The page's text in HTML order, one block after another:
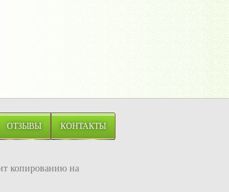
ОТЗЫВЫ КОНТАКТЫ
копированию на